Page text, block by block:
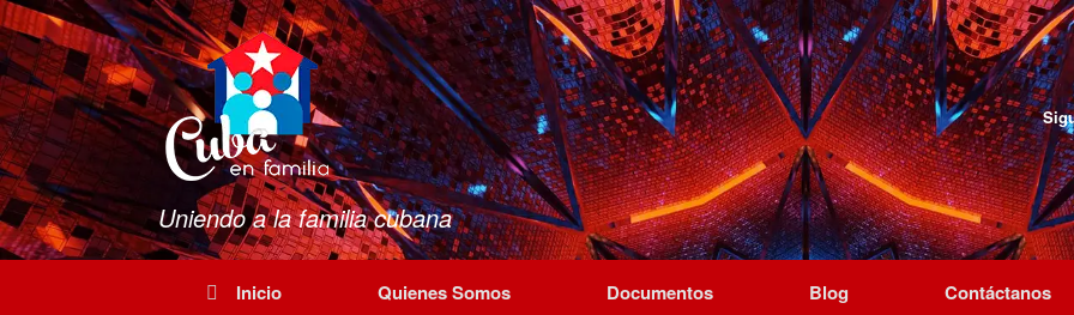
Saltar
al
contenido
Uniendo a la familia cubana
Inicio Quienes Somos Documentos Blog Contáctanos